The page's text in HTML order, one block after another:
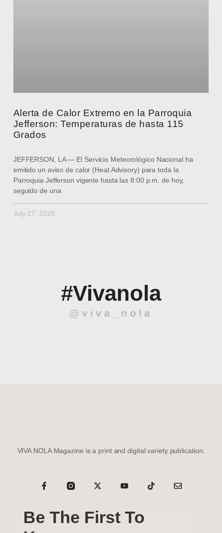
Alerta de Calor Extremo en la Parroquia
Jefferson: Temperaturas de hasta 115
Grados
JEFFERSON, LA — El Servicio Meteorológico Nacional ha
emitido un aviso de calor (Heat Advisory) para toda la
Parroquia Jefferson vigente hasta las 8:00 p.m. de hoy,
seguido de una
July 27, 2026
#Vivanola
@viva_nola
VIVA NOLA Magazine is a print and digital variety publication.
Be The First To